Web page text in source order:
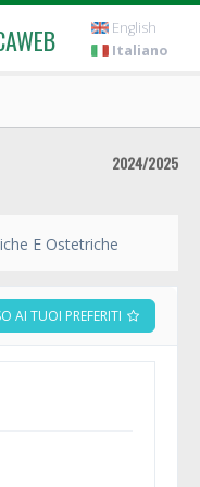
English
Italiano
2024/2025
E Ostetriche
AI TUOI PREFERITI